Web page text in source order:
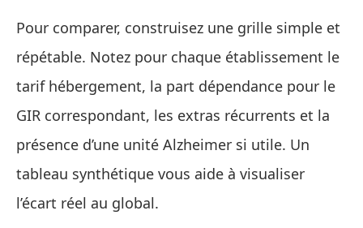
Pour comparer, construisez une grille simple et
répétable. Notez pour chaque établissement le
tarif hébergement, la part dépendance pour le
GIR correspondant, les extras récurrents et la
présence d’une unité Alzheimer si utile. Un
tableau synthétique vous aide à visualiser
l’écart réel au global.